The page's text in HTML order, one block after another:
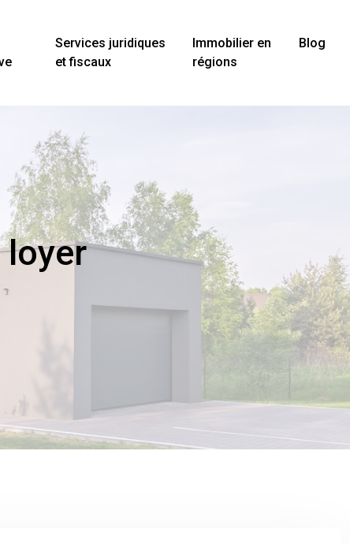
Services juridiques
et fiscaux
Immobilier en
régions
Blog